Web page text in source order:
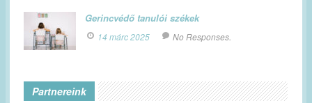
Gerincvédő tanulói székek
14 márc 2025 No Responses.
Partnereink